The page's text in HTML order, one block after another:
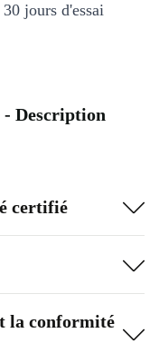
jours d'essai
Description
certifié
la conformité